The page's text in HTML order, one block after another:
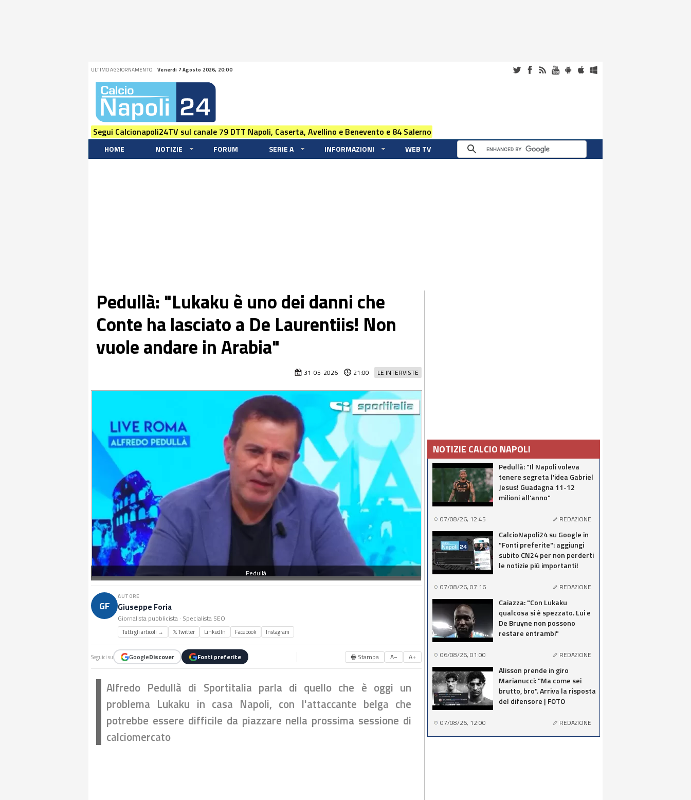
ULTIMO AGGIORNAMENTO: Venerdi 7 Agosto 2026, 20:00
Segui Calcionapoli24TV sul canale 79 DTT Napoli, Caserta, Avellino e Benevento e 84 Salerno
HOME NOTIZIE FORUM SERIE A INFORMAZIONI WEB TV
Pedullà: "Lukaku è uno dei danni che
Conte ha lasciato a De Laurentiis! Non
vuole andare in Arabia"
LE INTERVISTE
31-05-2026 21:00
Pedullà
GF
AUTORE
Giuseppe Foria
Giornalista pubblicista · Specialista SEO
Tutti gli articoli → 𝕏 Twitter LinkedIn Facebook Instagram
Seguici su GoogleDiscover Fonti preferite 🖶 Stampa A− A+
Alfredo Pedullà di Sportitalia parla di quello che è oggi un
problema Lukaku in casa Napoli, con l'attaccante belga che
potrebbe essere difficile da piazzare nella prossima sessione di
calciomercato
NOTIZIE CALCIO NAPOLI
Pedullà: "Il Napoli voleva
tenere segreta l'idea Gabriel
Jesus! Guadagna 11-12
milioni all'anno"
07/08/26, 12:45 REDAZIONE
CalcioNapoli24 su Google in
"Fonti preferite": aggiungi
subito CN24 per non perderti
le notizie più importanti!
07/08/26, 07:16 REDAZIONE
Caiazza: "Con Lukaku
qualcosa si è spezzato. Lui e
De Bruyne non possono
restare entrambi"
06/08/26, 01:00 REDAZIONE
Alisson prende in giro
Marianucci: "Ma come sei
brutto, bro". Arriva la risposta
del difensore | FOTO
07/08/26, 12:00 REDAZIONE